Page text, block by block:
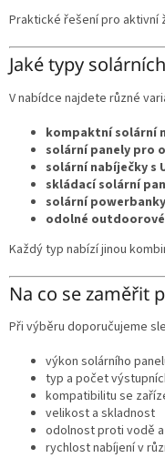
Praktické řešení pro aktivní
Jaké typy
V nabídce najdete různé
kompaktní solární
solární panely pro
solární nabíječky s
skládací solární
solární powerbanky
odolné
Každý typ nabízí jinou
Na co se zaměřit
Při výběru doporučujeme
výkon solárního
typ a počet
kompatibilitu se
velikost a skladnost
odolnost proti vodě
rychlost nabíjení v